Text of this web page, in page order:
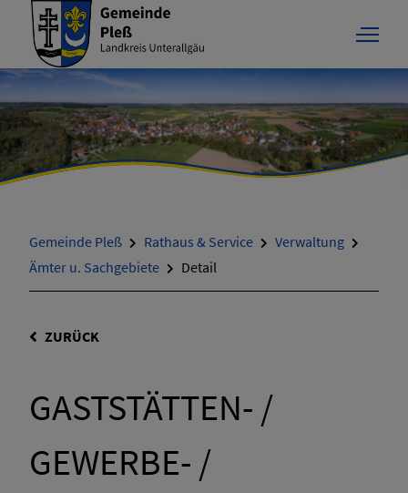
Gemeinde Pleß Rathaus & Service
Verwaltung
Ämter u. Sachgebiete
Detail
ZURÜCK
GASTSTÄTTEN- /
GEWERBE- /